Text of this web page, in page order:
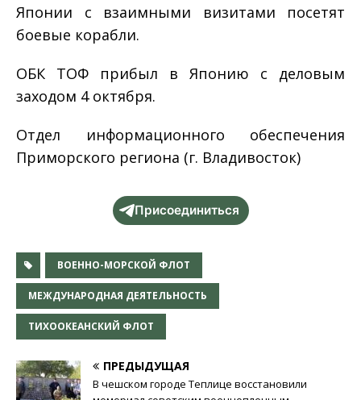
Японии с взаимными визитами посетят
боевые корабли.
ОБК ТОФ прибыл в Японию с деловым
заходом 4 октября.
Отдел информационного обеспечения
Приморского региона (г. Владивосток)
Присоединиться
ВОЕННО-МОРСКОЙ ФЛОТ
МЕЖДУНАРОДНАЯ ДЕЯТЕЛЬНОСТЬ
ТИХООКЕАНСКИЙ ФЛОТ
ПРЕДЫДУЩАЯ
В чешском городе Теплице восстановили